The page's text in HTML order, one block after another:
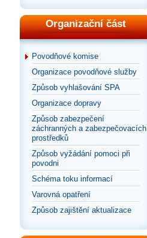
Organizační část
Povodňové komise
Organizace povodňové služby
Způsob vyhlašování SPA
Organizace dopravy
Způsob zabezpečení
záchranných a zabezpečovacích
prostředků
Způsob vyžádání pomoci při
povodni
Schéma toku informací
Varovná opatření
Způsob zajištění aktualizace